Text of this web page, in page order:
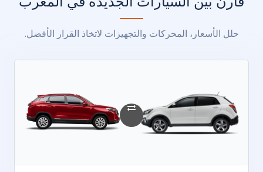
حلل الأسعار، المحركات والتجهيزات لاتخاذ القرار الأفضل.